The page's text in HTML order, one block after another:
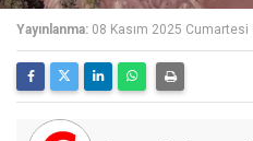
Yayınlanma: 08 Kasım 2025 Cumartesi